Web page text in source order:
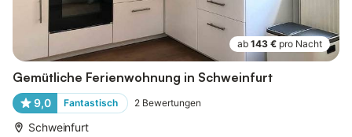
ab 143 € pro Nacht
Gemütliche Ferienwohnung in Schweinfurt
9,0 Fantastisch 2 Bewertungen
Schweinfurt